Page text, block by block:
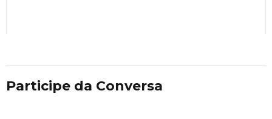
Participe da Conversa